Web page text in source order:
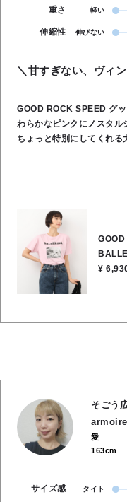
重さ 軽い
伸縮性 伸びない
＼甘すぎない、ヴィ
GOOD ROCK SPEED グッドロックスピード
わらかなピンクにノスタ
ちょっと特別にしてくれる大人のプリント
モノクロのグラフィック
気で、デニムにインするだけで一気にお
ーとしても素敵で、胸元
ディネートのいいアクセントになります。 スラックスや
クススタイルを楽しむのも可愛いです。 ★着丈 62cm ★
19cm ●お洗濯可能 ●綿
¥
そごう
愛
163cm
サイズ感 タイト